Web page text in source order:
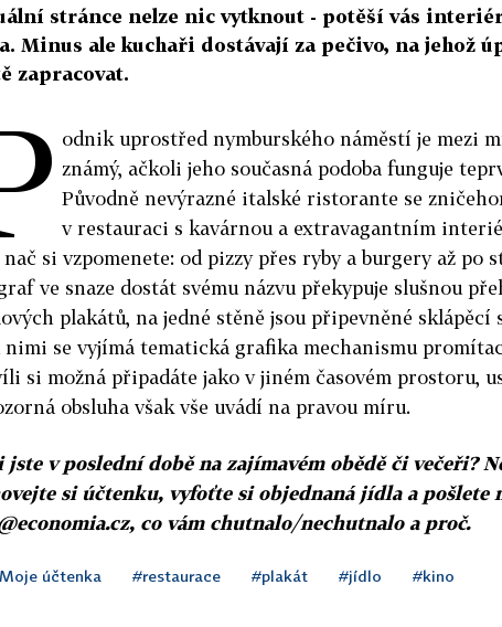
stránce nelze nic vytknout - potěší vás
Minus ale kuchaři dostávají za pečivo, na jehož
zapracovat.
odnik uprostřed nymburského náměstí je mezi
známý, ačkoli jeho současná podoba funguje
Původně nevýrazné italské ristorante se
v restauraci s kavárnou a extravagantním
nač si vzpomenete: od pizzy přes ryby a burgery až po
ve snaze dostát svému názvu překypuje slušnou
plakátů, na jedné stěně jsou připevněné sklápěcí
nimi se vyjímá tematická grafika mechanismu
si možná připadáte jako v jiném časovém prostoru,
obsluha však vše uvádí na pravou míru.
jste v poslední době na zajímavém obědě či večeři?
si účtenku, vyfoťte siobjednaná jídla a pošlete
co vám chutnalo/nechutnalo a proč.
účtenka #restaurace #plakát #jídlo #kino